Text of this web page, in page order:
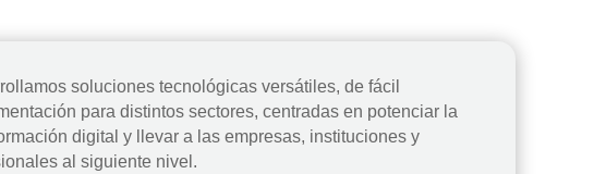
soluciones tecnológicas versátiles, de fácil
para distintos sectores, centradas en potenciar la
digital y llevar a las empresas, instituciones y
al siguiente nivel.